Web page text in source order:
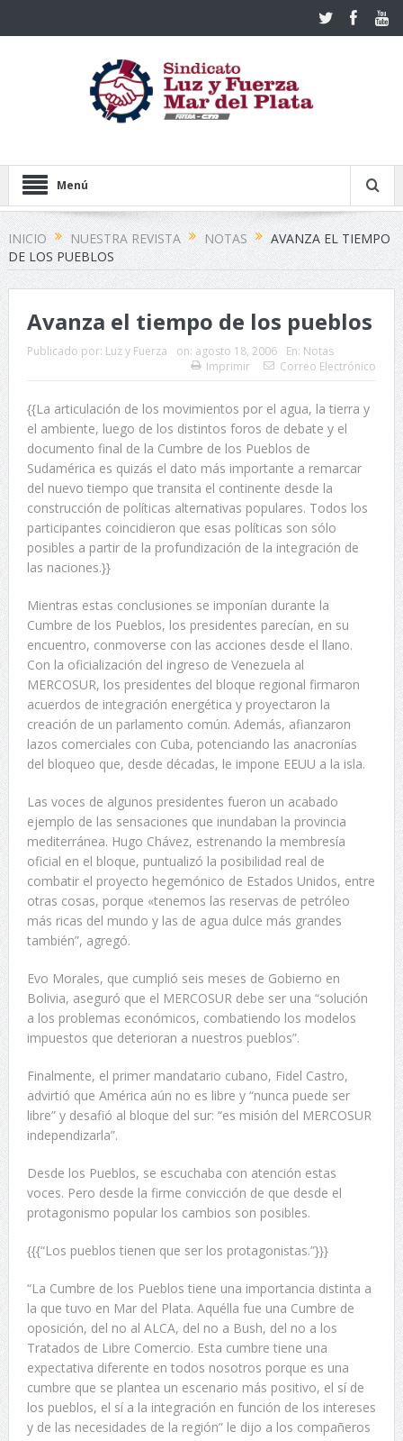
Menú
INICIO NUESTRA REVISTA NOTAS
AVANZA EL TIEMPO
DE LOS PUEBLOS
Avanza el tiempo de los pueblos
Publicado por: Luz y Fuerza on: agosto 18, 2006 En: Notas
Imprimir
Correo Electrónico
{{La articulación de los movimientos por el agua, la tierra y
el ambiente, luego de los distintos foros de debate y el
documento final de la Cumbre de los Pueblos de
Sudamérica es quizás el dato más importante a remarcar
del nuevo tiempo que transita el continente desde la
construcción de políticas alternativas populares. Todos los
participantes coincidieron que esas políticas son sólo
posibles a partir de la profundización de la integración de
las naciones.}}
Mientras estas conclusiones se imponían durante la
Cumbre de los Pueblos, los presidentes parecían, en su
encuentro, conmoverse con las acciones desde el llano.
Con la oficialización del ingreso de Venezuela al
MERCOSUR, los presidentes del bloque regional firmaron
acuerdos de integración energética y proyectaron la
creación de un parlamento común. Además, afianzaron
lazos comerciales con Cuba, potenciando las anacronías
del bloqueo que, desde décadas, le impone EEUU a la isla.
Las voces de algunos presidentes fueron un acabado
ejemplo de las sensaciones que inundaban la provincia
mediterránea. Hugo Chávez, estrenando la membresía
oficial en el bloque, puntualizó la posibilidad real de
combatir el proyecto hegemónico de Estados Unidos, entre
otras cosas, porque «tenemos las reservas de petróleo
más ricas del mundo y las de agua dulce más grandes
también”, agregó.
Evo Morales, que cumplió seis meses de Gobierno en
Bolivia, aseguró que el MERCOSUR debe ser una “solución
a los problemas económicos, combatiendo los modelos
impuestos que deterioran a nuestros pueblos”.
Finalmente, el primer mandatario cubano, Fidel Castro,
advirtió que América aún no es libre y “nunca puede ser
libre” y desafió al bloque del sur: “es misión del MERCOSUR
independizarla”.
Desde los Pueblos, se escuchaba con atención estas
voces. Pero desde la firme convicción de que desde el
protagonismo popular los cambios son posibles.
{{{“Los pueblos tienen que ser los protagonistas.”}}}
“La Cumbre de los Pueblos tiene una importancia distinta a
la que tuvo en Mar del Plata. Aquélla fue una Cumbre de
oposición, del no al ALCA, del no a Bush, del no a los
Tratados de Libre Comercio. Esta cumbre tiene una
expectativa diferente en todos nosotros porque es una
cumbre que se plantea un escenario más positivo, el sí de
los pueblos, el sí a la integración en función de los intereses
y de las necesidades de la región” le dijo a los compañeros